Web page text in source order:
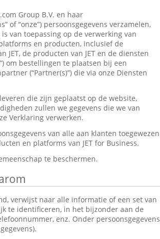
Group B.V. en haar
of “onze”) persoonsgegevens verzamelen,
van toepassing op de verwerking van
en producten, inclusief de
de producten van JET en de diensten
om bestellingen te plaatsen bij een
(“Partner(s)”) die via onze Diensten
die zijn geplaatst op de website,
zullen we gegevens die we van
Verklaring verwerken.
van alle aan klanten toegewezen
en platforms van JET for Business.
te beschermen.
verwijst naar alle informatie of een set van
te identificeren, in het bijzonder aan de
enz. Onder persoonsgegevens